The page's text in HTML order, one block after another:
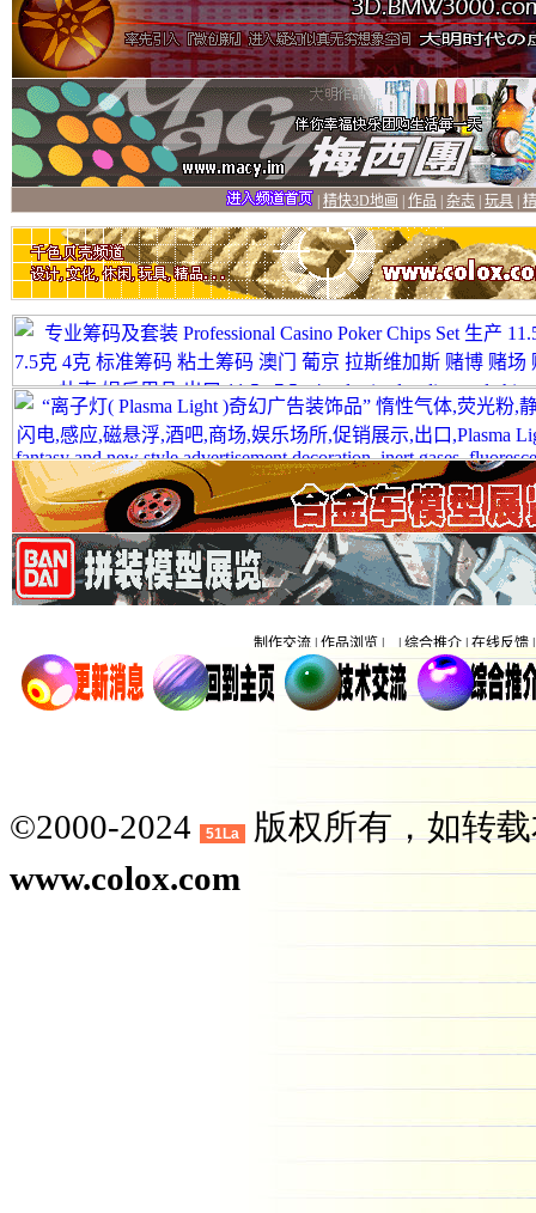
©2000-2024 51La
版权所有，如转
www.colox.com